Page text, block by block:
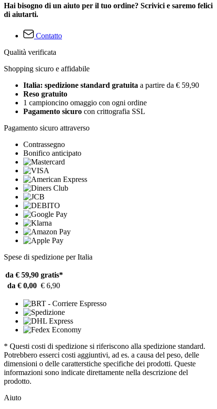
Hai bisogno di un aiuto per il tuo ordine? Scrivici e saremo felici
di aiutarti.
Contatto
Qualità verificata
Shopping sicuro e affidabile
Italia: spedizione standard gratuita a partire da € 59,90
Reso gratuito
1 campioncino omaggio con ogni ordine
Pagamento sicuro con crittografia SSL
Pagamento sicuro attraverso
Contrassegno
Bonifico anticipato
Spese di spedizione per Italia
da € 59,90 gratis*
da € 0,00 € 6,90
* Questi costi di spedizione si riferiscono alla spedizione standard.
Potrebbero esserci costi aggiuntivi, ad es. a causa del peso, delle
dimensioni o delle caratterstiche specifiche dei prodotti. Queste
informazioni sono indicate direttamente nella descrizione del
prodotto.
Aiuto